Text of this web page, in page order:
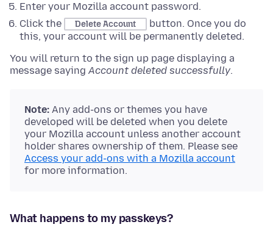
Enter your Mozilla account password.
Click the
Delete Account
button. Once you do
this, your account will be permanently deleted.
You will return to the sign up page displaying a
message saying Account deleted successfully.
Note: Any add-ons or themes you have
developed will be deleted when you delete
your Mozilla account unless another account
holder shares ownership of them. Please see
Access your add-ons with a Mozilla account
for more information.
What happens to my passkeys?